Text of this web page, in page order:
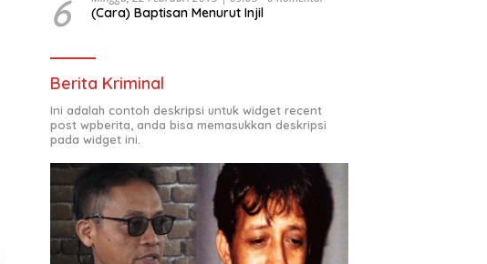
6 (Cara) Baptisan Menurut Injil
Berita Kriminal
Ini adalah contoh deskripsi untuk widget recent
post wpberita, anda bisa memasukkan deskripsi
pada widget ini.